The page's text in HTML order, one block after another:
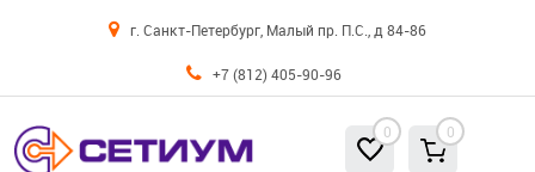
г. Санкт-Петербург, Малый пр. П.С., д 84-86
+7 (812) 405-90-96
0 0